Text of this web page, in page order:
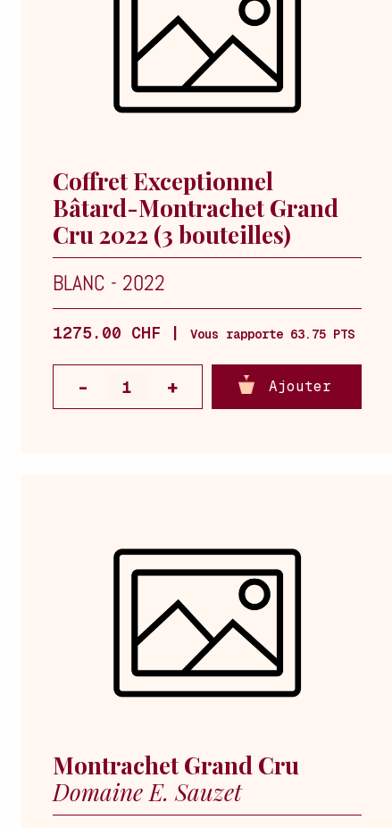
Coffret Exceptionnel
Bâtard-Montrachet Grand
Cru 2022 (3 bouteilles)
BLANC - 2022
1275.00 CHF | Vous rapporte 63.75 PTS
Ajouter
Montrachet Grand Cru
Domaine E. Sauzet